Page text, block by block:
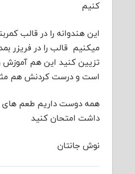
کنیم
این هندوانه را در قالب
میکنیم قالب را در فریزر
تزیین کنید این هم
است و درست کردنش هم
همه دوست داریم طعم های
داشت امتحان کنید
نوش جانتان